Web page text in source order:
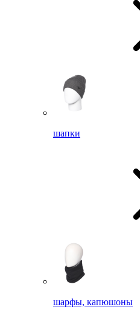
шапки
шарфы, капюшоны